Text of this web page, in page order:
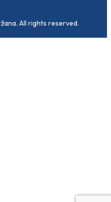
All rights reserved.